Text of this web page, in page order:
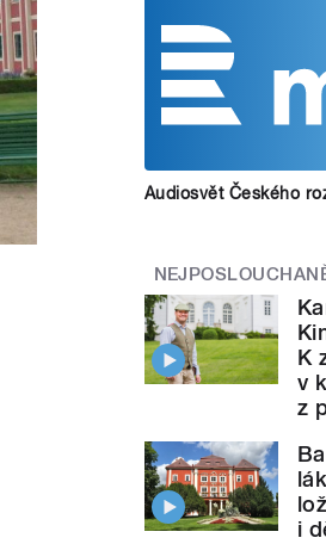
Audiosvět Českého
K
v
z
i